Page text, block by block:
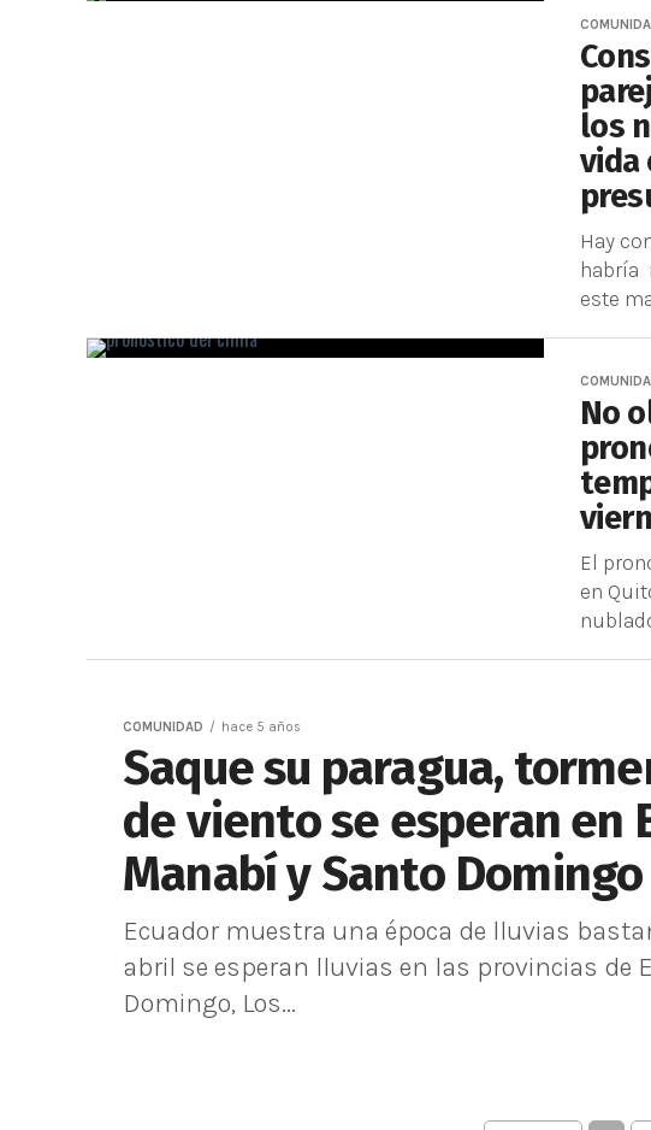
los
vida
Hay
habría
este
No
El
en
COMUNIDAD hace 5 años
Saque su paragua,
de viento se esperan en
Manabí y Santo Domingo
Ecuador muestra una época de lluvias
abril se esperan lluvias en las provincias de
Domingo, Los...